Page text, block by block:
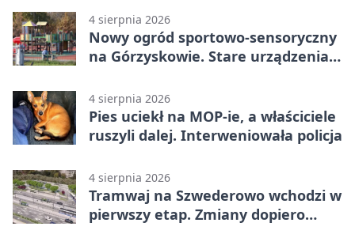
4 sierpnia 2026
Nowy ogród sportowo-sensoryczny
na Górzyskowie. Stare urządzenia
4 sierpnia 2026
Pies uciekł na MOP-ie, a właściciele
ruszyli dalej. Interweniowała policja
4 sierpnia 2026
Tramwaj na Szwederowo wchodzi w
pierwszy etap. Zmiany dopiero